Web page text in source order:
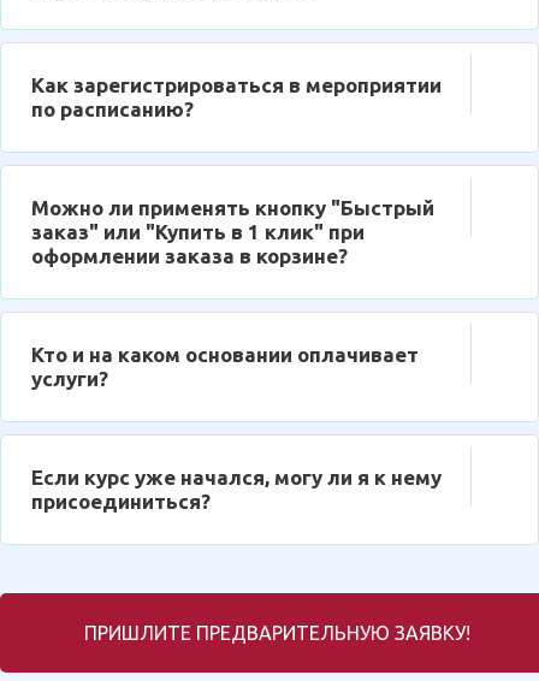
Как зарегистрироваться в мероприятии
по расписанию?
Можно ли применять кнопку "Быстрый
заказ" или "Купить в 1 клик" при
оформлении заказа в корзине?
Кто и на каком основании оплачивает
услуги?
Если курс уже начался, могу ли я к нему
присоединиться?
ПРИШЛИТЕ ПРЕДВАРИТЕЛЬНУЮ ЗАЯВКУ!